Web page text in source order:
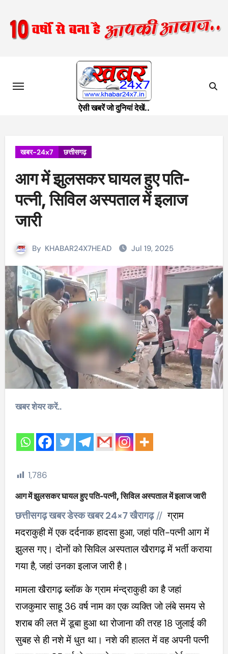
content
ऐसी खबरें जो दुनियां देखें..
खबर-24x7 छत्तीसगढ़
आग में झुलसकर घायल हुए पति-
पत्नी, सिविल अस्पताल में इलाज
जारी
By KHABAR24X7HEAD Jul 19, 2025
खबर शेयर करें..
1,786
आग में झुलसकर घायल हुए पति-पत्नी, सिविल अस्पताल में इलाज जारी
छत्तीसगढ़ खबर डेस्क खबर 24×7 खैरागढ़// ग्राम
मदराकुही में एक दर्दनाक हादसा हुआ, जहां पति-पत्नी आग में
झुलस गए। दोनों को सिविल अस्पताल खैरागढ़ में भर्ती कराया
गया है, जहां उनका इलाज जारी है।
मामला खैरागढ़ ब्लॉक के ग्राम मंन्द्राकुही का है जहां
राजकुमार साहू 36 वर्ष नाम का एक व्यक्ति जो लंबे समय से
शराब की लत में डूबा हुआ था रोजाना की तरह 18 जुलाई की
सुबह से ही नशे में धुत था। नशे की हालत में वह अपनी पत्नी